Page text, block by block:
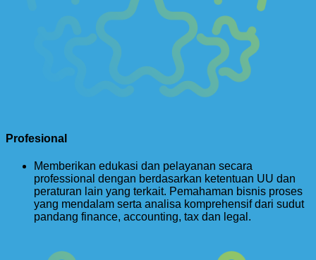
Profesional
Memberikan edukasi dan pelayanan secara
professional dengan berdasarkan ketentuan UU dan
peraturan lain yang terkait. Pemahaman bisnis proses
yang mendalam serta analisa komprehensif dari sudut
pandang finance, accounting, tax dan legal.